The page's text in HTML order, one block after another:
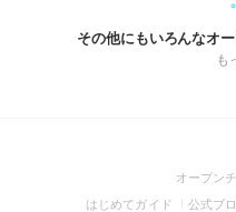
その他にもいろんなオ
も
オープン
はじめてガイド (Open
公式ブ